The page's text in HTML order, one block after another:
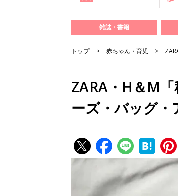
雑誌・書籍
トップ 赤ちゃん・育児
ZARA・H＆М「
ーズ・バッグ